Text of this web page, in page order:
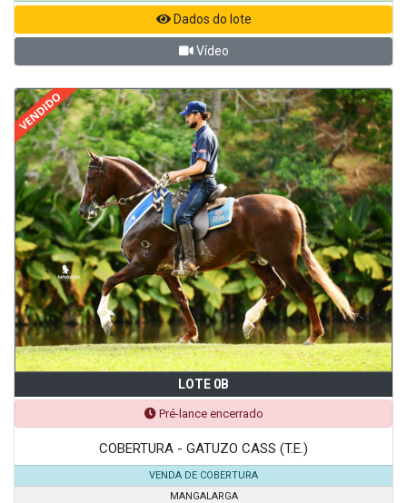
Dados do lote
Vídeo
LOTE 0B
Pré-lance encerrado
COBERTURA - GATUZO CASS (T.E.)
VENDA DE COBERTURA
MANGALARGA